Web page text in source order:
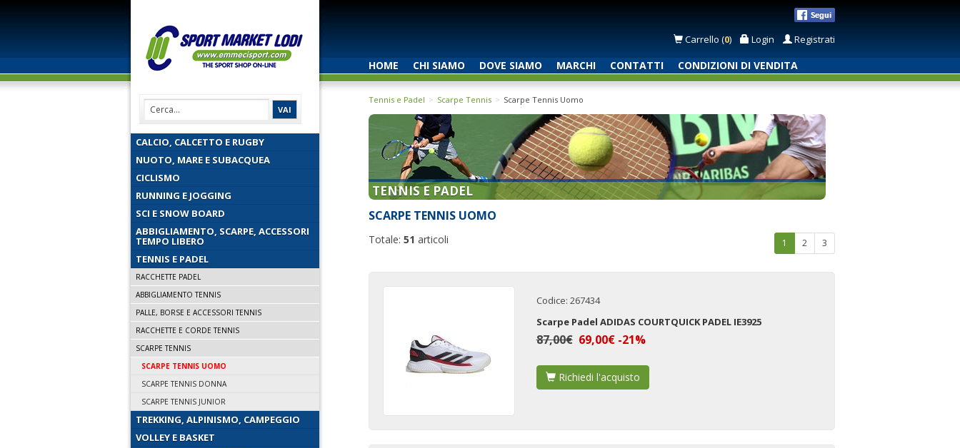
CALCIO, CALCETTO E RUGBY
NUOTO, MARE E SUBACQUEA
CICLISMO
RUNNING E JOGGING
SCI E SNOW BOARD
ABBIGLIAMENTO, SCARPE, ACCESSORI
TEMPO LIBERO
TENNIS E PADEL
RACCHETTE PADEL
ABBIGLIAMENTO TENNIS
PALLE, BORSE E ACCESSORI TENNIS
RACCHETTE E CORDE TENNIS
SCARPE TENNIS
SCARPE TENNIS UOMO
SCARPE TENNIS DONNA
SCARPE TENNIS JUNIOR
TREKKING, ALPINISMO, CAMPEGGIO
VOLLEY E BASKET
Carrello (0) Login Registrati
HOME CHI SIAMO DOVE SIAMO MARCHI CONTATTI CONDIZIONI DI VENDITA
Tennis e Padel Scarpe Tennis Scarpe Tennis Uomo
TENNIS E PADEL
SCARPE TENNIS UOMO
Totale:51 articoli 1 2 3
Codice: 267434
Scarpe Padel ADIDAS COURTQUICK PADEL IE3925
87,00€ 69,00€ -21%
Richiedi l'acquisto